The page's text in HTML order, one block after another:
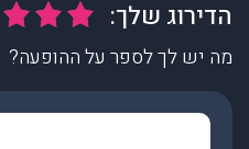
מה יש לך לספר על ההופעה?